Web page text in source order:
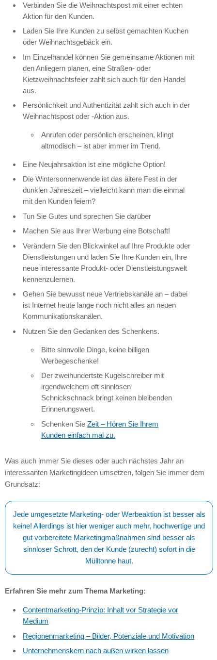
Verbinden Sie die Weihnachtspost mit einer echten
Aktion für den Kunden.
Laden Sie Ihre Kunden zu selbst gemachten Kuchen
oder Weihnachtsgebäck ein.
Im Einzelhandel können Sie gemeinsame Aktionen mit
den Anliegern planen, eine Straßen- oder
Kietzweihnachtsfeier zahlt sich auch für den Handel
aus.
Persönlichkeit und Authentizität zahlt sich auch in der
Weihnachtspost oder -Aktion aus.
Anrufen oder persönlich erscheinen, klingt
altmodisch – ist aber immer im Trend.
Eine Neujahrsaktion ist eine mögliche Option!
Die Wintersonnenwende ist das ältere Fest in der
dunklen Jahreszeit – vielleicht kann man die einmal
mit den Kunden feiern?
Tun Sie Gutes und sprechen Sie darüber
Machen Sie aus Ihrer Werbung eine Botschaft!
Verändern Sie den Blickwinkel auf Ihre Produkte oder
Dienstleistungen und laden Sie Ihre Kunden ein, Ihre
neue interessante Produkt- oder Dienstleistungswelt
kennenzulernen.
Gehen Sie bewusst neue Vertriebskanäle an – dabei
ist Internet heute lange noch nicht alles an neuen
Kommunikationskanälen.
Nutzen Sie den Gedanken des Schenkens.
Bitte sinnvolle Dinge, keine billigen
Werbegeschenke!
Der zweihundertste Kugelschreiber mit
irgendwelchem oft sinnlosen
Schnickschnack bringt keinen bleibenden
Erinnerungswert.
Schenken Sie Zeit – Hören Sie Ihrem
Kunden einfach mal zu.
Was auch immer Sie dieses oder auch nächstes Jahr an
interessanten Marketingideen umsetzen, folgen Sie immer dem
Grundsatz:
Jede umgesetzte Marketing- oder Werbeaktion ist besser als
keine! Allerdings ist hier weniger auch mehr, hochwertige und
gut vorbereitete Marketingmaßnahmen sind besser als
sinnloser Schrott, den der Kunde (zurecht) sofort in die
Mülltonne haut.
Erfahren Sie mehr zum Thema Marketing:
Contentmarketing-Prinzip: Inhalt vor Strategie vor
Medium
Regionenmarketing – Bilder, Potenziale und Motivation
Unternehmenskern nach außen wirken lassen